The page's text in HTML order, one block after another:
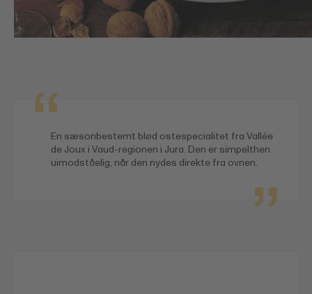
En sæsonbestemt blød ostespecialitet fra Vallée
de Joux i Vaud-regionen i Jura. Den er simpelthen
uimodståelig, når den nydes direkte fra ovnen.